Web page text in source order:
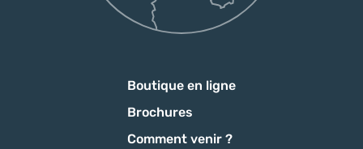
Boutique en ligne
Brochures
Comment venir ?